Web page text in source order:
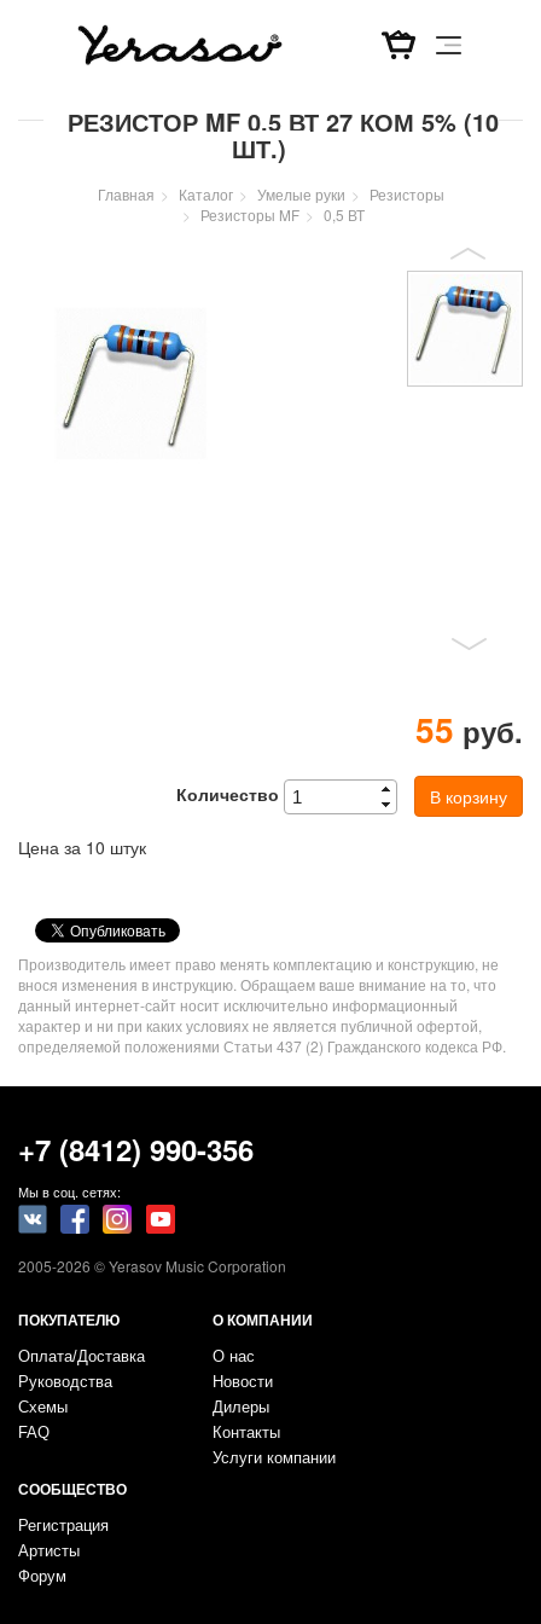
РЕЗИСТОР MF 0,5 ВТ 27 КОМ 5% (10
ШТ.)
Главная Каталог Умелые руки
Резисторы
Резисторы MF
0,5 ВТ
Цена за 10 штук
55 руб.
Количество В корзину
VK
Share
Button
Производитель имеет право менять комплектацию и конструкцию, не
внося изменения в инструкцию. Обращаем ваше внимание на то, что
данный интернет-сайт носит исключительно информационный
характер и ни при каких условиях не является публичной офертой,
определяемой положениями Статьи 437 (2) Гражданского кодекса РФ.
+7 (8412) 990-356
Мы в соц. сетях:
2005-2026 © Yerasov Music Corporation
ПОКУПАТЕЛЮ
Оплата/Доставка
Руководства
Схемы
FAQ
О КОМПАНИИ
О нас
Новости
Дилеры
Контакты
Услуги компании
СООБЩЕСТВО
Регистрация
Артисты
Форум